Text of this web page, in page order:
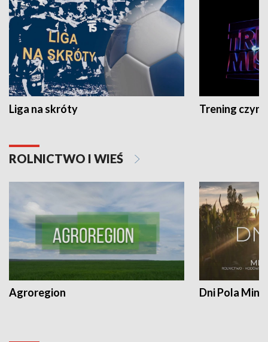
Liga na skróty Trening czyni
ROLNICTWO I WIEŚ
Agroregion Dni Pola